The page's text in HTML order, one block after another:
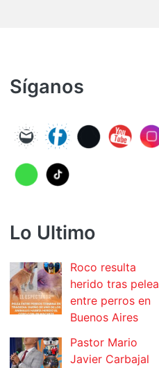
Síganos
Lo Ultimo
Roco resulta
herido tras pelea
entre perros en
Buenos Aires
Pastor Mario
Javier Carbajal